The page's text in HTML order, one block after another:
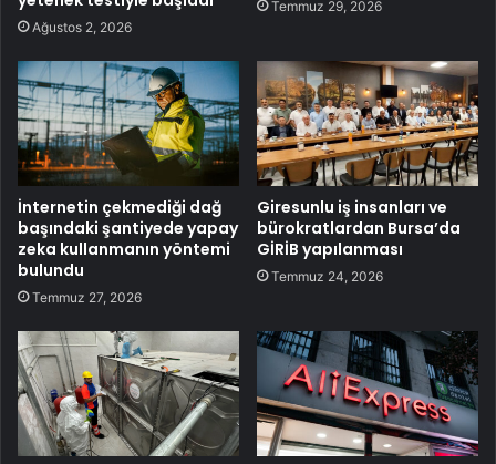
Ağustos 2, 2026
Temmuz 29, 2026
İnternetin çekmediği dağ
başındaki şantiyede yapay
zeka kullanmanın yöntemi
bulundu
Temmuz 27, 2026
Giresunlu iş insanları ve
bürokratlardan Bursa’da
GİRİB yapılanması
Temmuz 24, 2026